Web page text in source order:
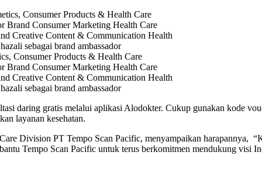
Consumer Products & Health Care
Brand Consumer Marketing Health Care
Creative Content & Communication Health
sebagai brand ambassador
daring gratis melalui aplikasi Alodokter. Cukup gunakan kode
layanan kesehatan.
Division PT Tempo Scan Pacific, menyampaikan harapannya,
Tempo Scan Pacific untuk terus berkomitmen mendukung visi